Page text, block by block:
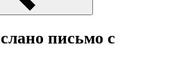
письмо с